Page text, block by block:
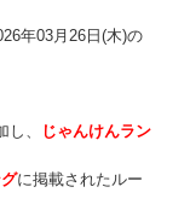
年03月26日(木)の
、
じゃんけんラン
に掲載されたルー